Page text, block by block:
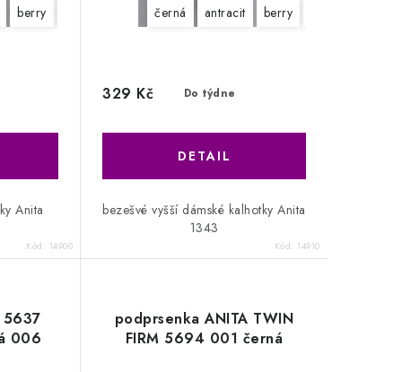
berry
Anita
Kód: 14900
černá antracit berry
Do týdne
329 Kč
bezešvé vyšší dámské kalhotky Anita
1343
Kód: 14910
5637
006
podprsenka ANITA TWIN
FIRM 5694 001 černá